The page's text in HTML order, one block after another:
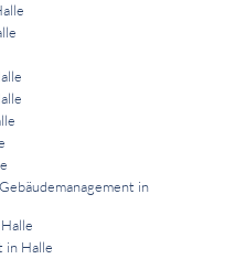
in
in Halle